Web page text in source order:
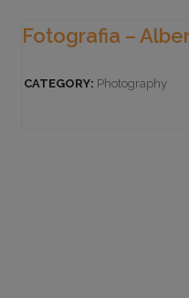
Fotografia –
CATEGORY: Photography